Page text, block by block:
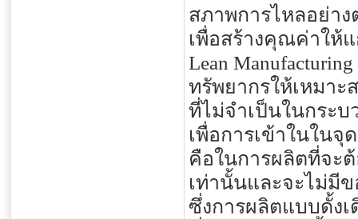
สภาพการไหลอย่าง
เพื่อสร้างคุณค่าให้
Lean
ทรัพยากรให้เหมาะ
ที่ไม่จำเป็นในกระบ
เพื่อการเข้าในในจุด
คือในการผลิตที่จะ
เท่านั้นและจะไม่มี
ซึ่งการผลิตแบบดั้ง